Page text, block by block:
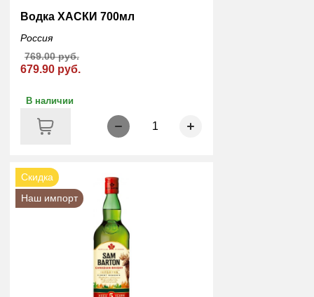
Водка ХАСКИ 700мл
Россия
679.90 руб.
769.00 руб.
В наличии
1
Скидка
Наш импорт